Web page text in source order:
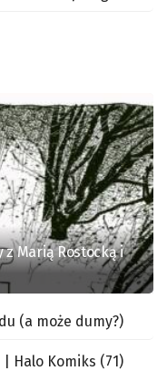
z Marią Rostocką i
(a może dumy?)
Halo Komiks (71)